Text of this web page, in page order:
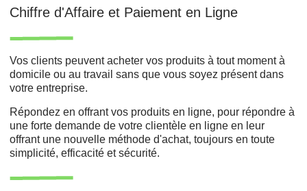
Chiffre d'Affaire et Paiement en Ligne
Vos clients peuvent acheter vos produits à tout moment à
domicile ou au travail sans que vous soyez présent dans
votre entreprise.
Répondez en offrant vos produits en ligne, pour répondre à
une forte demande de votre clientèle en ligne en leur
offrant une nouvelle méthode d'achat, toujours en toute
simplicité, efficacité et sécurité.